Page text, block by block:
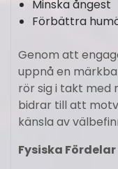
Minska ångest
Förbättra
Genom att
uppnå en
rör sig i takt med
bidrar till att
känsla av
Fysiska Fördelar